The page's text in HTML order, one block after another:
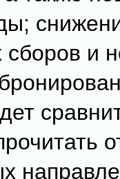
сборов и